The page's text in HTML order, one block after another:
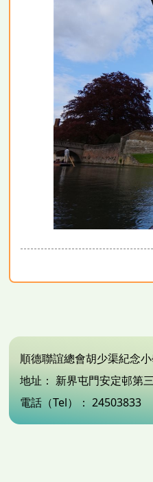
順德聯誼總會胡少渠紀念
地址： 新界屯門安定邨第
電話（Tel）： 24503833